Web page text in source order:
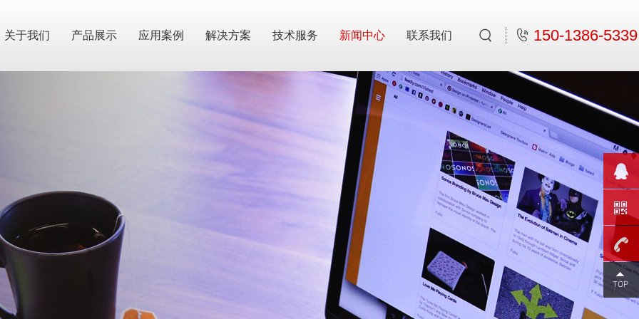
关于我们 产品展示 应用案例 解决方案 技术服务 新闻中心 联系我们 150-1386-5339
400-
1108-